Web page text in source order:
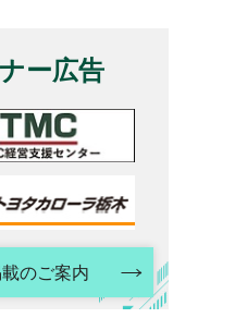
ー広告
のご案内